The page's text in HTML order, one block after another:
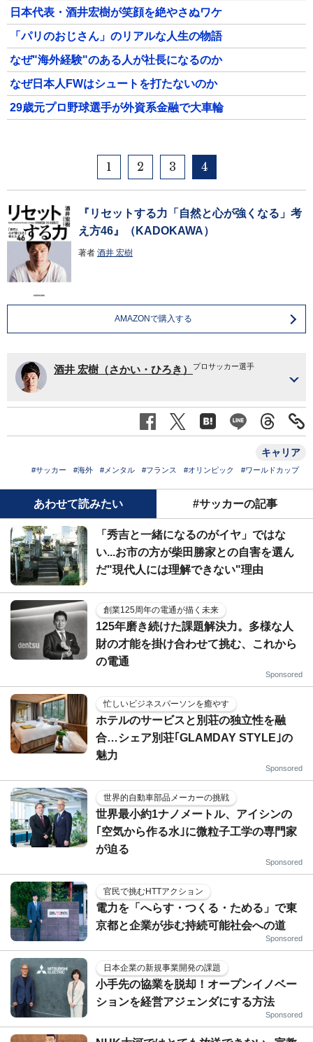
日本代表・酒井宏樹が笑顔を絶やさぬワケ
「パリのおじさん」のリアルな人生の物語
なぜ"海外経験"のある人が社長になるのか
なぜ日本人FWはシュートを打たないのか
29歳元プロ野球選手が外資系金融で大車輪
1 2 3 4
『リセットする力「自然と心が強くなる」考
え方46』（KADOKAWA）
著者 酒井 宏樹
AMAZONで購入する
酒井 宏樹（さかい・ひろき） プロサッカー選手
キャリア
#サッカー #海外 #メンタル #フランス #オリンピック #ワールドカップ
あわせて読みたい #サッカーの記事
「秀吉と一緒になるのがイヤ」ではな
い...お市の方が柴田勝家との自害を選ん
だ"現代人には理解できない"理由
創業125周年の電通が描く未来
125年磨き続けた課題解決力。多様な人
財の才能を掛け合わせて挑む、これから
の電通
Sponsored
忙しいビジネスパーソンを癒やす
ホテルのサービスと別荘の独立性を融
合…シェア別荘｢GLAMDAY STYLE｣の
魅力
Sponsored
世界的自動車部品メーカーの挑戦
世界最小約1ナノメートル、アイシンの
｢空気から作る水｣に微粒子工学の専門家
が迫る
Sponsored
官民で挑むHTTアクション
電力を「へらす・つくる・ためる」で東
京都と企業が歩む持続可能社会への道
Sponsored
日本企業の新規事業開発の課題
小手先の協業を脱却！オープンイノベー
ションを経営アジェンダにする方法
Sponsored